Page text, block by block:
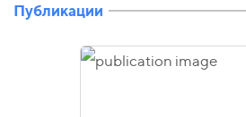
Публикации